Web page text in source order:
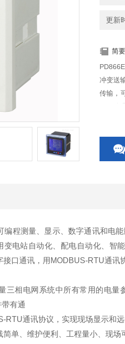
更新
简
冲变送
传输，
量、管
编程测量、显示、数字通讯和电
电站自动化、配电自动化、智
口通讯，用MODBUS-RTU通讯
三相电网系统中所有常用的电量
有通
RTU通讯协议，实现现场显示和远
单、维护便利、工程量小、现场